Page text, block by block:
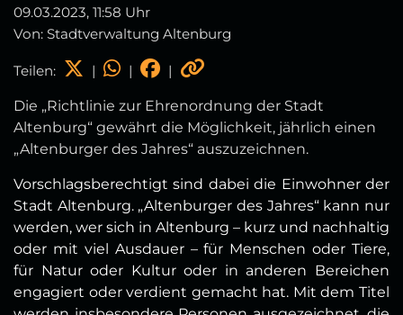
09.03.2023, 11:58 Uhr
Von: Stadtverwaltung Altenburg
Teilen: | | |
Die „Richtlinie zur Ehrenordnung der Stadt
Altenburg“ gewährt die Möglichkeit, jährlich einen
„Altenburger des Jahres“ auszuzeichnen.
Vorschlagsberechtigt sind dabei die Einwohner der
Stadt Altenburg. „Altenburger des Jahres“ kann nur
werden, wer sich in Altenburg – kurz und nachhaltig
oder mit viel Ausdauer – für Menschen oder Tiere,
für Natur oder Kultur oder in anderen Bereichen
engagiert oder verdient gemacht hat. Mit dem Titel